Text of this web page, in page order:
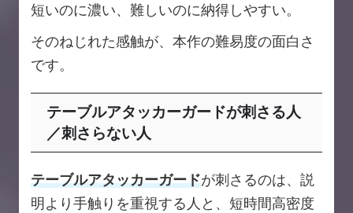
短いのに濃い、難しいのに納得しやすい。
そのねじれた感触が、本作の難易度の面白さ
です。
テーブルアタッカーガードが刺さる人
／刺さらない人
テーブルアタッカーガードが刺さるのは、説
明より手触りを重視する人と、短時間高密度